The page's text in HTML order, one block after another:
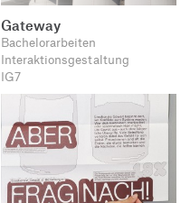
Gateway
Bachelorarbeiten
Interaktionsgestaltung
IG7